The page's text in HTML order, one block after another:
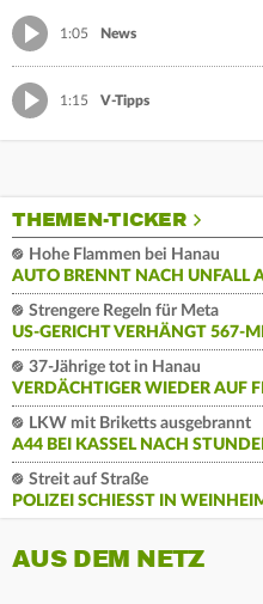
1:05 News
1:15 V-Tipps
THEMEN-TICKER
Hohe Flammen bei Hanau
AUTO BRENNT NACH UNFALL
Strengere Regeln für Meta
US-GERICHT VERHÄNGT 567-
37-Jährige tot in Hanau
VERDÄCHTIGER WIEDER AUF
LKW mit Briketts ausgebrannt
A44 BEI KASSEL NACH
Streit auf Straße
POLIZEI SCHIESST IN
AUS DEM NETZ